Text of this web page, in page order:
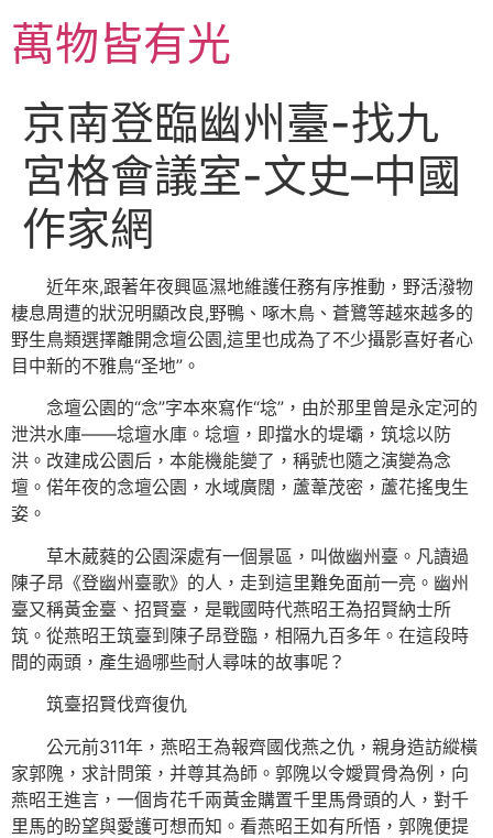
主萬物皆有光
京南登臨幽州臺-找九
宮格會議室-文史–中國
作家網
近年來,跟著年夜興區濕地維護任務有序推動，野活潑物
棲息周遭的狀況明顯改良,野鴨、啄木鳥、蒼鷺等越來越多的
野生鳥類選擇離開念壇公園,這里也成為了不少攝影喜好者心
目中新的不雅鳥“圣地”。
念壇公園的“念”字本來寫作“埝”，由於那里曾是永定河的
泄洪水庫——埝壇水庫。埝壇，即擋水的堤壩，筑埝以防
洪。改建成公園后，本能機能變了，稱號也隨之演變為念
壇。偌年夜的念壇公園，水域廣闊，蘆葦茂密，蘆花搖曳生
姿。
草木葳蕤的公園深處有一個景區，叫做幽州臺。凡讀過
陳子昂《登幽州臺歌》的人，走到這里難免面前一亮。幽州
臺又稱黃金臺、招賢臺，是戰國時代燕昭王為招賢納士所
筑。從燕昭王筑臺到陳子昂登臨，相隔九百多年。在這段時
間的兩頭，產生過哪些耐人尋味的故事呢？
筑臺招賢伐齊復仇
公元前311年，燕昭王為報齊國伐燕之仇，親身造訪縱橫
家郭隗，求計問策，并尊其為師。郭隗以令嬡買骨為例，向
燕昭王進言，一個肯花千兩黃金購置千里馬骨頭的人，對千
里馬的盼望與愛護可想而知。看燕昭王如有所悟，郭隗便提